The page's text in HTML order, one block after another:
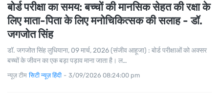
बोर्ड परीक्षा का समय: बच्चों की मानसिक सेहत की रक्षा के
लिए माता-पिता के लिए मनोचिकित्सक की सलाह - डॉ.
जगजोत सिंह
डॉ. जगजोत सिंह लुधियाना, 09 मार्च, 2026 (संजीव आहूजा) : बोर्ड परीक्षाओं को अक्सर
बच्चों के जीवन का एक बड़ा पड़ाव माना जाता है। ल…
न्यूज़ टीम सिटी न्यूज़ हिंदी - 3/09/2026 08:24:00 pm